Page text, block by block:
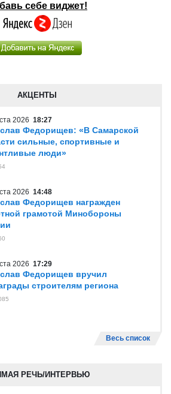
себе виджет!
АКЦЕНТЫ
2026 18:27
Федорищев: «В Самарской
сильные, спортивные и
люди»
2026 14:48
Федорищев награжден
грамотой Минобороны
2026 17:29
Федорищев вручил
строителям региона
Весь список
РЕЧЬ/ИНТЕРВЬЮ